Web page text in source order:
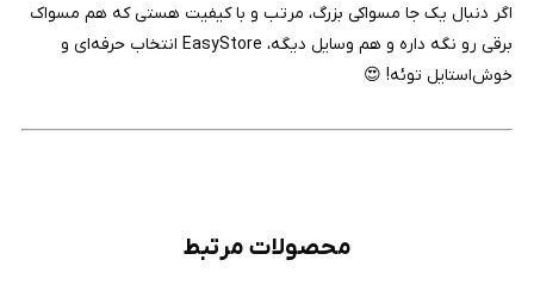
اگر دنبال یک جا مسواکی بزرگ، مرتب و با کیفیت هستی که هم مسواک
برقی رو نگه داره و هم وسایل دیگه، EasyStore انتخاب حرفه‌ای و
خوش‌استایل توئه! 😍
محصولات مرتبط